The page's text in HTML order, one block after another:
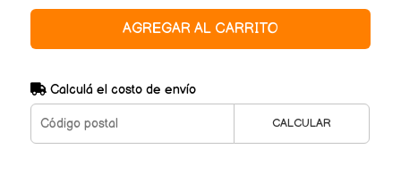
AGREGAR AL CARRITO
Calculá el costo de envío
CALCULAR